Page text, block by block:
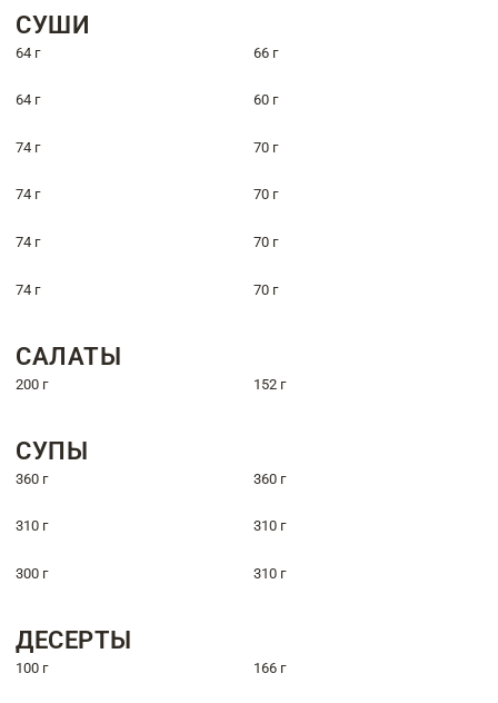
СУШИ
64 г 66 г
64 г 60 г
74 г 70 г
74 г 70 г
74 г 70 г
74 г 70 г
САЛАТЫ
200 г 152 г
СУПЫ
360 г 360 г
310 г 310 г
300 г 310 г
ДЕСЕРТЫ
100 г 166 г